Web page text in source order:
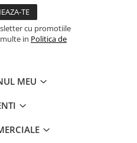
cu promotiile
in Politica de
MEU